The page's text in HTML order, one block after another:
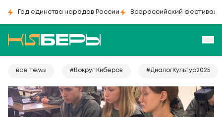
Год единства народов России Всероссийский фестиваль
все темы #Вокруг Киберов #ДиалогКультур2025